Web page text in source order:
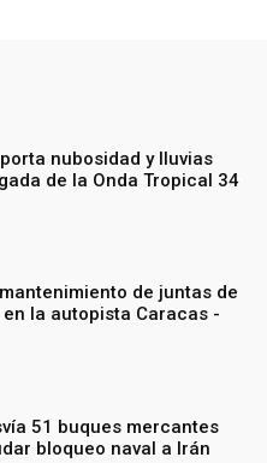
nubosidad y lluvias
de la Onda Tropical 34
de juntas de
la autopista Caracas -
51 buques mercantes
bloqueo naval a Irán